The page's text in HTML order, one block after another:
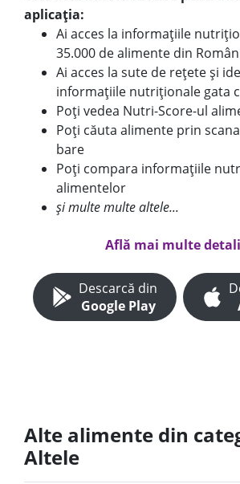
aplicația:
Ai acces la informațiile
35.000 de alimente din
Ai acces la sute de rețete și
informațiile nutriționale gata
Poți vedea Nutri-Score-ul
Poți căuta alimente prin
bare
Poți compara informațiile
alimentelor
și multe multe altele...
Află mai multe
Descarcă din
Google Play
Alte alimente din
Altele